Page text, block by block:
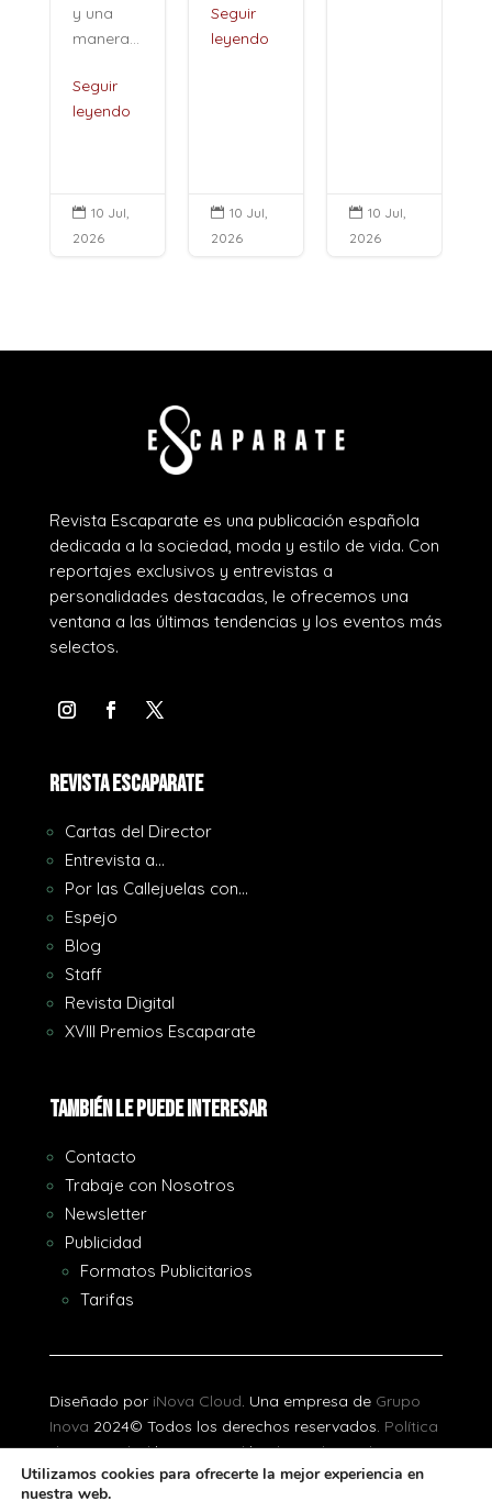
y una
manera...
Seguir
leyendo
 10 Jul,
2026
Seguir
leyendo
 10 Jul,
2026
 10 Jul,
2026
Revista Escaparate es una publicación española
dedicada a la sociedad, moda y estilo de vida. Con
reportajes exclusivos y entrevistas a
personalidades destacadas, le ofrecemos una
ventana a las últimas tendencias y los eventos más
selectos.
REVISTA ESCAPARATE
Cartas del Director
Entrevista a…
Por las Callejuelas con…
Espejo
Blog
Staff
Revista Digital
XVIII Premios Escaparate
También le puede interesar
Contacto
Trabaje con Nosotros
Newsletter
Publicidad
Formatos Publicitarios
Tarifas
Diseñado por iNova Cloud. Una empresa de Grupo
Inova 2024© Todos los derechos reservados. Política
de Privacidad|Aviso Legal|Política de Cookies
Utilizamos cookies para ofrecerte la mejor experiencia en
nuestra web.